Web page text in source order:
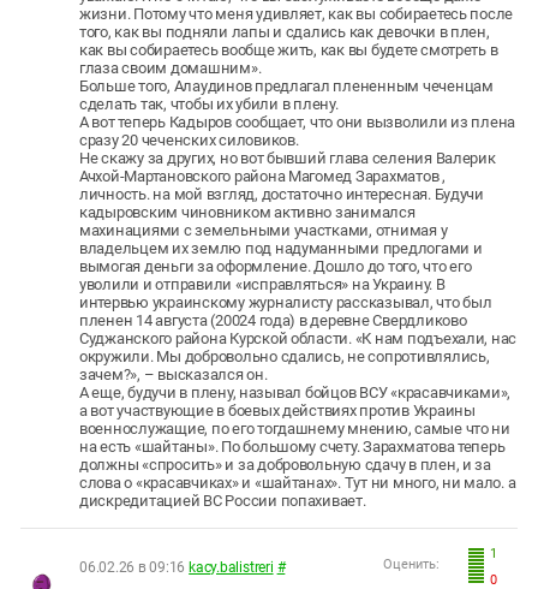
жизни. Потому что меня удивляет, как вы собираетесь после
того, как вы подняли лапы и сдались как девочки в плен,
как вы собираетесь вообще жить, как вы будете смотреть в
глаза своим домашним».
Больше того, Алаудинов предлагал плененным чеченцам
сделать так, чтобы их убили в плену.
А вот теперь Кадыров сообщает, что они вызволили из плена
сразу 20 чеченских силовиков.
Не скажу за других, но вот бывший глава селения Валерик
Ачхой-Мартановского района Магомед Зарахматов ,
личность. на мой взгляд, достаточно интересная. Будучи
кадыровским чиновником активно занимался
махинациями с земельными участками, отнимая у
владельцем их землю под надуманными предлогами и
вымогая деньги за оформление. Дошло до того, что его
уволили и отправили «исправляться» на Украину. В
интервью украинскому журналисту рассказывал, что был
пленен 14 августа (20024 года) в деревне Свердликово
Суджанского района Курской области. «К нам подъехали, нас
окружили. Мы добровольно сдались, не сопротивлялись,
зачем?», – высказался он.
А еще, будучи в плену, называл бойцов ВСУ «красавчиками»,
а вот участвующие в боевых действиях против Украины
военнослужащие, по его тогдашнему мнению, самые что ни
на есть «шайтаны». По большому счету. Зарахматова теперь
должны «спросить» и за добровольную сдачу в плен, и за
слова о «красавчиках» и «шайтанах». Тут ни много, ни мало. а
дискредитацией ВС России попахивает.
1
0
Оценить:
06.02.26 в 09:16 kacy.balistreri #